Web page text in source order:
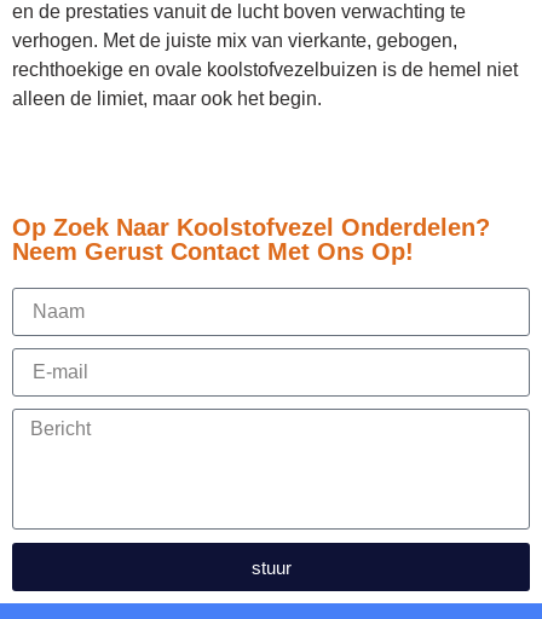
en de prestaties vanuit de lucht boven verwachting te
verhogen. Met de juiste mix van vierkante, gebogen,
rechthoekige en ovale koolstofvezelbuizen is de hemel niet
alleen de limiet, maar ook het begin.
Op Zoek Naar Koolstofvezel Onderdelen?
Neem Gerust Contact Met Ons Op!
stuur